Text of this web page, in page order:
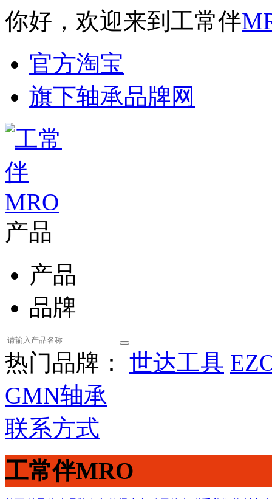
你好，欢迎来到工常伴
官方淘宝
旗下轴承品牌网
产品
产品
品牌
热门品牌： 世达工具
GMN轴承
联系方式
工常伴MRO